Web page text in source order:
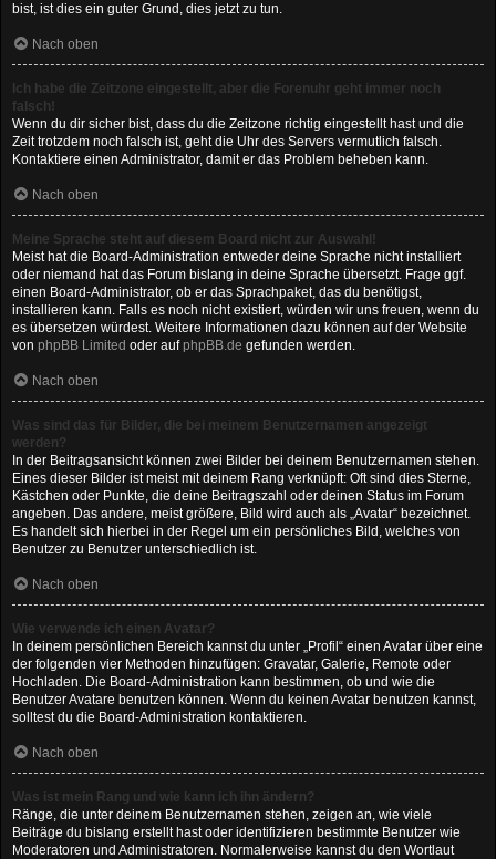
bist, ist dies ein guter Grund, dies jetzt zu tun.
Nach oben
Ich habe die Zeitzone eingestellt, aber die Forenuhr geht immer noch
falsch!
Wenn du dir sicher bist, dass du die Zeitzone richtig eingestellt hast und die
Zeit trotzdem noch falsch ist, geht die Uhr des Servers vermutlich falsch.
Kontaktiere einen Administrator, damit er das Problem beheben kann.
Nach oben
Meine Sprache steht auf diesem Board nicht zur Auswahl!
Meist hat die Board-Administration entweder deine Sprache nicht installiert
oder niemand hat das Forum bislang in deine Sprache übersetzt. Frage ggf.
einen Board-Administrator, ob er das Sprachpaket, das du benötigst,
installieren kann. Falls es noch nicht existiert, würden wir uns freuen, wenn du
es übersetzen würdest. Weitere Informationen dazu können auf der Website
von phpBB Limited oder aufphpBB.de gefunden werden.
Nach oben
Was sind das für Bilder, die bei meinem Benutzernamen angezeigt
werden?
In der Beitragsansicht können zwei Bilder bei deinem Benutzernamen stehen.
Eines dieser Bilder ist meist mit deinem Rang verknüpft: Oft sind dies Sterne,
Kästchen oder Punkte, die deine Beitragszahl oder deinen Status im Forum
angeben. Das andere, meist größere, Bild wird auch als „Avatar“ bezeichnet.
Es handelt sich hierbei in der Regel um ein persönliches Bild, welches von
Benutzer zu Benutzer unterschiedlich ist.
Nach oben
Wie verwende ich einen Avatar?
In deinem persönlichen Bereich kannst du unter „Profil“ einen Avatar über eine
der folgenden vier Methoden hinzufügen: Gravatar, Galerie, Remote oder
Hochladen. Die Board-Administration kann bestimmen, ob und wie die
Benutzer Avatare benutzen können. Wenn du keinen Avatar benutzen kannst,
solltest du die Board-Administration kontaktieren.
Nach oben
Was ist mein Rang und wie kann ich ihn ändern?
Ränge, die unter deinem Benutzernamen stehen, zeigen an, wie viele
Beiträge du bislang erstellt hast oder identifizieren bestimmte Benutzer wie
Moderatoren und Administratoren. Normalerweise kannst du den Wortlaut